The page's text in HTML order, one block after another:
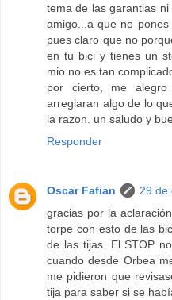
tema de las garantias
amigo...a que no
pues claro que no
en tu bici y tienes un
mio no es tan
por cierto, me
arreglaran algo de lo
la razon. un saludo y
Responder
Oscar Fafian
29 de
gracias por la
torpe con esto de las
de las tijas. El STOP
cuando desde Orbea
me pidieron que
tija para saber si se